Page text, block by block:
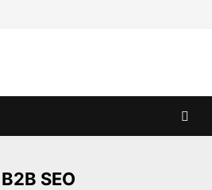
B2B SEO